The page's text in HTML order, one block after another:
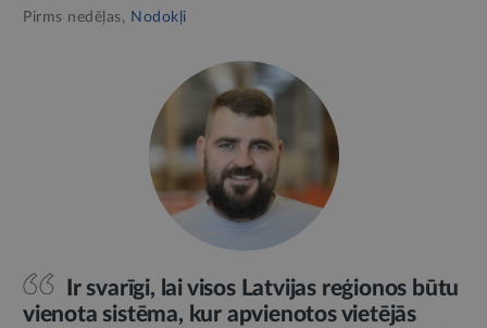
Pirms nedēļas, Nodokļi
Ir svarīgi, lai visos Latvijas reģionos būtu
vienota sistēma, kur apvienotos vietējās